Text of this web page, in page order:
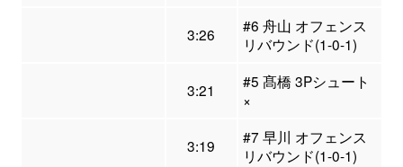
3:26
#6 舟山 オフェンス
リバウンド(1-0-1)
3:21
#5 髙橋 3Pシュート
×
3:19
#7 早川 オフェンス
リバウンド(1-0-1)